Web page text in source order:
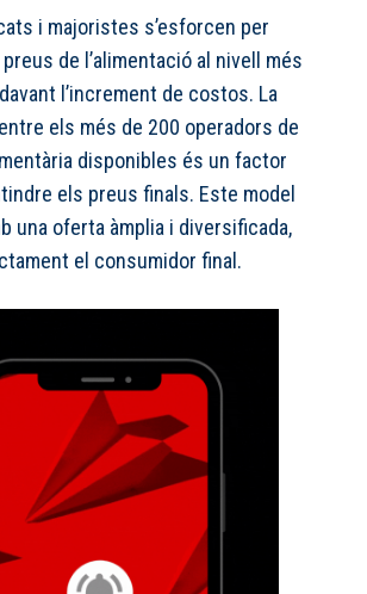
i majoristes s’esforcen per
de l’alimentació al nivell més
l’increment de costos. La
els més de 200 operadors de
disponibles és un factor
els preus finals. Este model
una oferta àmplia i diversificada,
el consumidor final.